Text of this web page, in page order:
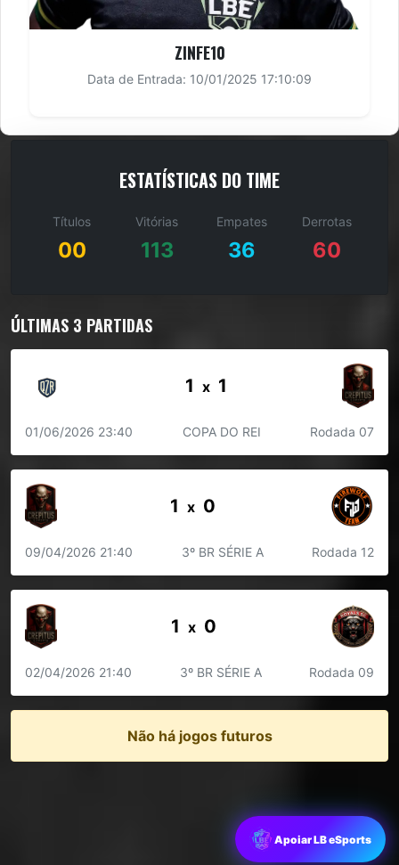
ZINFE10
Data de Entrada: 10/01/2025 17:10:09
ESTATÍSTICAS DO TIME
Títulos
00
Vitórias
113
Empates
36
Derrotas
60
ÚLTIMAS 3 PARTIDAS
1 x 1
01/06/2026 23:40 COPA DO REI Rodada 07
1 x 0
09/04/2026 21:40 3º BR SÉRIE A Rodada 12
1 x 0
02/04/2026 21:40 3º BR SÉRIE A Rodada 09
Não há jogos futuros
Apoiar LB eSports